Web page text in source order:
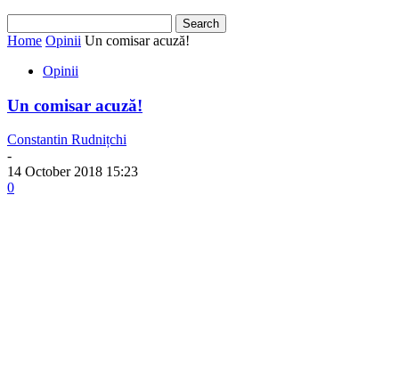
Home Opinii Un comisar acuză!
Opinii
Un comisar acuză!
Constantin Rudnițchi
-
14 October 2018 15:23
0